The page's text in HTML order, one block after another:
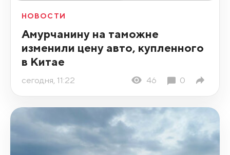
НОВОСТИ
Амурчанину на таможне
изменили цену авто, купленного
в Китае
сегодня, 11:22 46 0